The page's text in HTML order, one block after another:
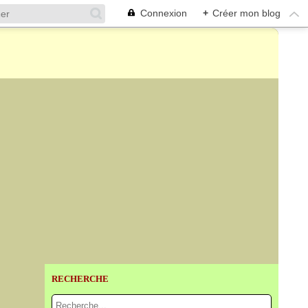
Connexion + Créer mon blog
RECHERCHE